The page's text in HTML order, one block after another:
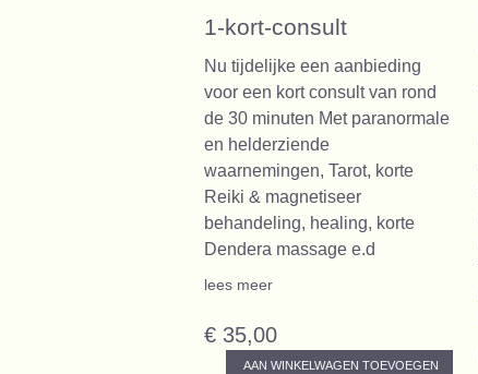
1-kort-consult
Nu tijdelijke een aanbieding
voor een kort consult van rond
de 30 minuten Met paranormale
en helderziende
waarnemingen, Tarot, korte
Reiki & magnetiseer
behandeling, healing, korte
Dendera massage e.d
lees meer
€ 35,00
AAN WINKELWAGEN TOEVOEGEN